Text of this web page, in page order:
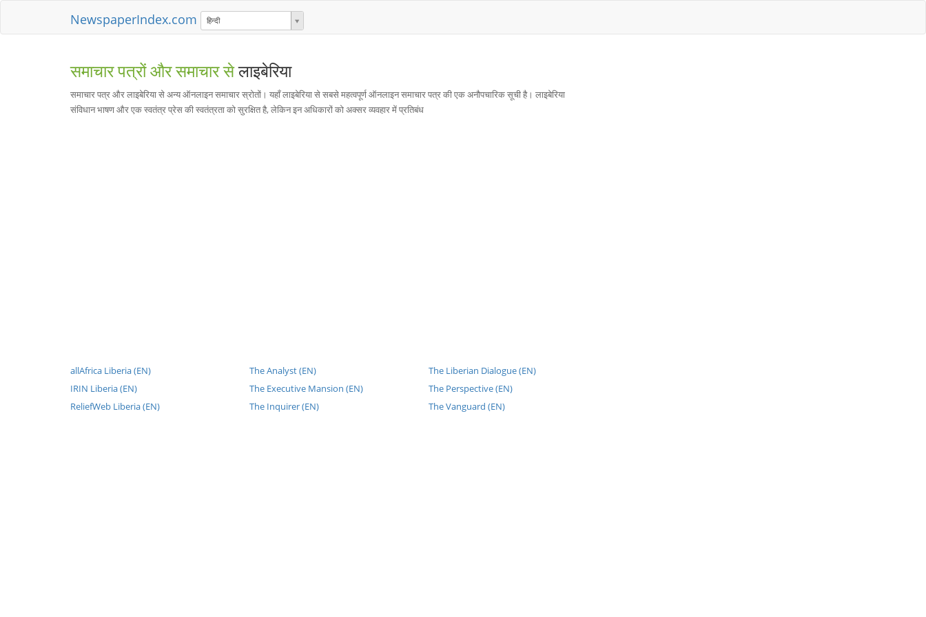
NewspaperIndex.com हिन्दी
समाचार पत्रों और समाचार सेलाइबेरिया
समाचार पत्र और लाइबेरिया से अन्य ऑनलाइन समाचार स्रोतों। यहाँ लाइबेरिया से सबसे महत्वपूर्ण ऑनलाइन समाचार पत्र की एक अनौपचारिक सूची है। लाइबेरिया
संविधान भाषण और एक स्वतंत्र प्रेस की स्वतंत्रता को सुरक्षित है, लेकिन इन अधिकारों को अक्सर व्यवहार में प्रतिबंध
allAfrica Liberia (EN)
IRIN Liberia (EN)
ReliefWeb Liberia (EN)
The Analyst (EN)
The Executive Mansion (EN)
The Inquirer (EN)
The Liberian Dialogue (EN)
The Perspective (EN)
The Vanguard (EN)